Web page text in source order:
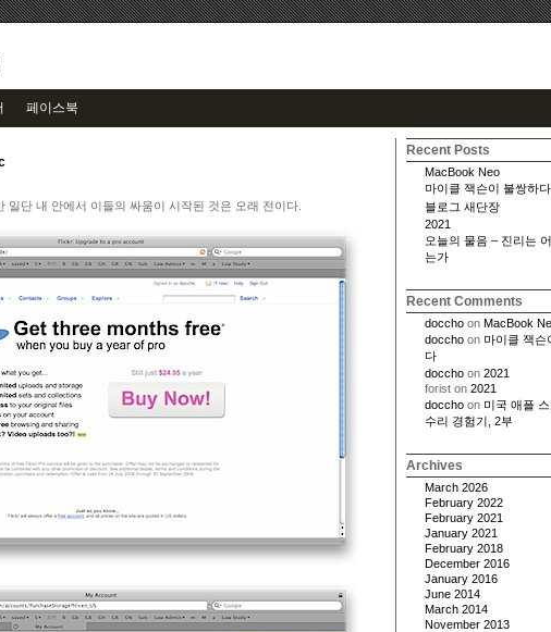
페이스북
일단 내 안에서 이들의 싸움이 시작된 것은 오래 전이다.
Recent Posts
MacBook Neo
마이클 잭슨이 불쌍하다
블로그 새단장
2021
오늘의 물음 – 진리는
는가
Recent Comments
doccho on MacBook
doccho on 마이클 잭슨
다
doccho on 2021
forist on 2021
doccho on 미국 애플
수리 경험기, 2부
Archives
March 2026
February 2022
February 2021
January 2021
February 2018
December 2016
January 2016
June 2014
March 2014
November 2013